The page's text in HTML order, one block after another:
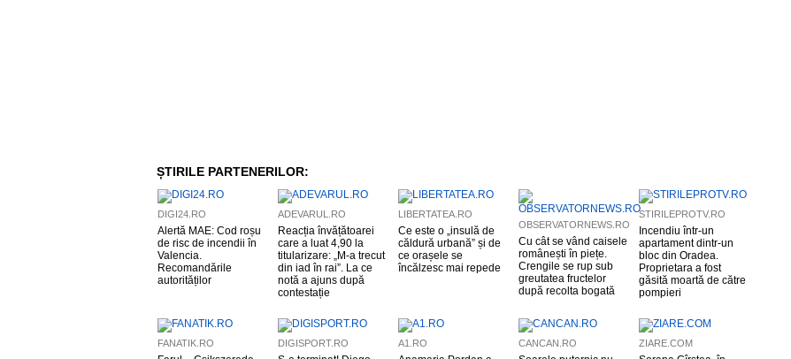
ȘTIRILE PARTENERILOR:
DIGI24.RO
Alertă MAE: Cod roșu
de risc de incendii în
Valencia.
Recomandările
autorităților
ADEVARUL.RO
Reacția învățătoarei
care a luat 4,90 la
titularizare: „M-a trecut
din iad în rai”. La ce
notă a ajuns după
contestație
LIBERTATEA.RO
Ce este o „insulă de
căldură urbană” și de
ce orașele se
încălzesc mai repede
OBSERVATORNEWS.RO
Cu cât se vând caisele
românești în piețe.
Crengile se rup sub
greutatea fructelor
după recolta bogată
STIRILEPROTV.RO
Incendiu într-un
apartament dintr-un
bloc din Oradea.
Proprietara a fost
găsită moartă de către
pompieri
FANATIK.RO DIGISPORT.RO A1.RO CANCAN.RO ZIARE.COM